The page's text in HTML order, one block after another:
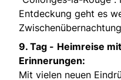
Entdeckung geht es
9. Tag - Heimreise
Erinnerungen:
Mit vielen neuen